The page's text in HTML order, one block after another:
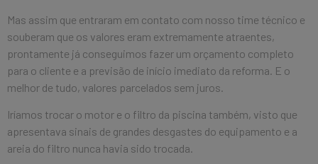
Mas assim que entraram em contato com nosso time técnico e
souberam que os valores eram extremamente atraentes,
prontamente já conseguimos fazer um orçamento completo
para o cliente e a previsão de início imediato da reforma. E o
melhor de tudo, valores parcelados sem juros.
Iríamos trocar o motor e o filtro da piscina também, visto que
apresentava sinais de grandes desgastes do equipamento e a
areia do filtro nunca havia sido trocada.